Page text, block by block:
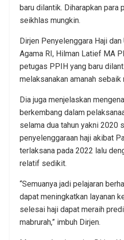
baru dilantik. Diharapkan para
seikhlas mungkin.
Dirjen Penyelenggara Haji
Agama RI, Hilman Latief MA
petugas PPIH yang baru
melaksanakan amanah sebaik
Dia juga menjelaskan
berkembang dalam
selama dua tahun yakni 2020
penyelenggaraan haji akibat
terlaksana pada 2022 lalu
relatif sedikit.
“Semuanya jadi pelajaran
dapat meningkatkan layanan
selesai haji dapat meraih
mabrurah,” imbuh Dirjen.